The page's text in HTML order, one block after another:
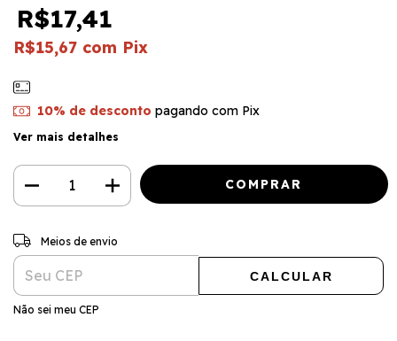
R$17,41
R$15,67 com Pix
10% de desconto pagando com Pix
Ver mais detalhes
Entregas para o CEP:
Meios de envio
CALCULAR
Não sei meu CEP